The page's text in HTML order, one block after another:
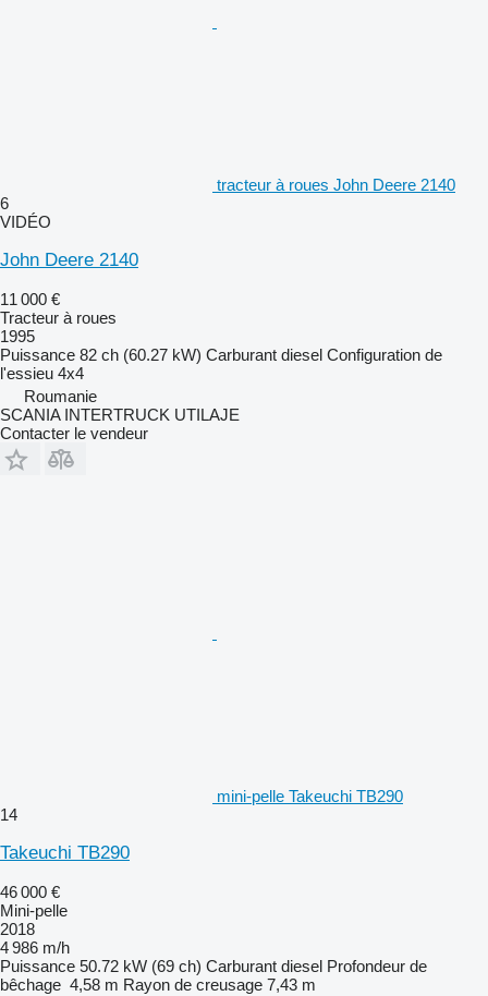
tracteur à roues John Deere 2140
6
VIDÉO
John Deere 2140
11 000 €
Tracteur à roues
1995
Puissance 82 ch (60.27 kW) Carburant diesel Configuration de
l'essieu 4x4
Roumanie
SCANIA INTERTRUCK UTILAJE
Contacter le vendeur
mini-pelle Takeuchi TB290
14
Takeuchi TB290
46 000 €
Mini-pelle
2018
4 986 m/h
Puissance 50.72 kW (69 ch) Carburant diesel Profondeur de
bêchage 4,58 m Rayon de creusage 7,43 m